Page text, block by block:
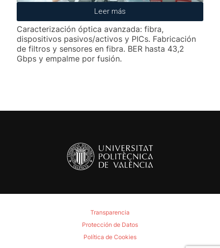
Leer más
Caracterización óptica avanzada: fibra,
dispositivos pasivos/activos y PICs. Fabricación
de filtros y sensores en fibra. BER hasta 43,2
Gbps y empalme por fusión.
Transparencia
Protección de Datos
Política de Cookies